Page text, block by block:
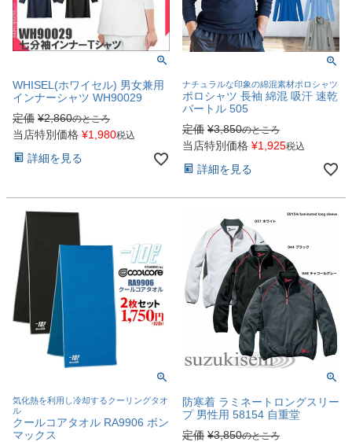
WHISEL(ホワイセル) 男女兼用
インナーシャツ WH90029
定価 ¥2,860のところ
当店特別価格 ¥1,980税込
詳細を見る
ナチュラルな印象の綿混素材ポロシャツ
ポロシャツ 長袖 綿混 吸汗 速乾
バートル 505
定価 ¥3,850のところ
当店特別価格 ¥1,925税込
詳細を見る
気化熱を利用し冷却するクーリングタオ
ル
クールコアタオル RA9906 ボン
マックス
防寒着 ラミネートロングスリー
プ 男性用 58154 自重堂
定価 ¥3,850のところ